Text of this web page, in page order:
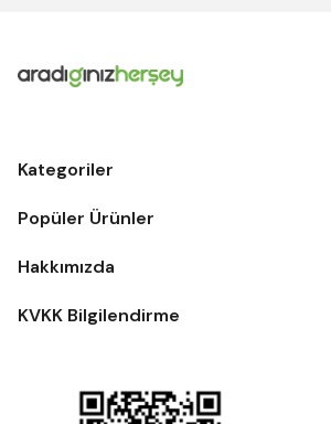
Kategoriler
Popüler Ürünler
Hakkımızda
KVKK Bilgilendirme